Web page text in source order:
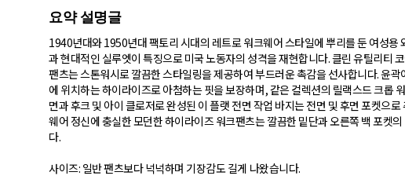
요약 설명글
1940년대와 1950년대 팩토리 시대의 레트로 워크웨어 스타일에 뿌리를 둔 여성용
과 현대적인 실루엣이 특징으로 미국 노동자의 성격을 재현합니다. 클린 유틸리티
팬츠는 스톤워시로 깔끔한 스타일링을 제공하여 부드러운 촉감을 선사합니다. 윤
에 위치하는 하이라이즈로 아첨하는 핏을 보장하며, 같은 컬렉션의 릴랙스드 크롭
면과 후크 및 아이 클로저로 완성된 이 플랫 전면 작업 바지는 전면 및 후면 포켓으
웨어 정신에 충실한 모던한 하이라이즈 워크팬츠는 깔끔한 밑단과 오른쪽 백 포켓
다.
사이즈: 일반 팬츠보다 넉넉하며 기장감도 길게 나왔습니다.